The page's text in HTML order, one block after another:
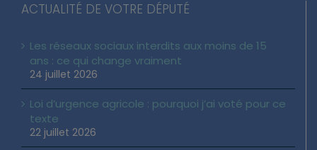
ACTUALITÉ DE VOTRE DÉPUTÉ
Les réseaux sociaux interdits aux moins de 15
ans : ce qui change vraiment
24 juillet 2026
Loi d’urgence agricole : pourquoi j’ai voté pour ce
texte
22 juillet 2026